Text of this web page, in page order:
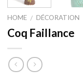
HOME / DÉCORATION
Coq Faillance